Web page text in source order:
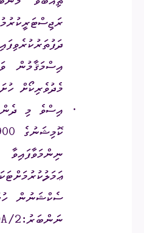
އިސްމަޤާމުން
މެދުވެރިކޯށް
· އިސްވެ މި
ސެކްޝަނުން
ނަންބަރު:2